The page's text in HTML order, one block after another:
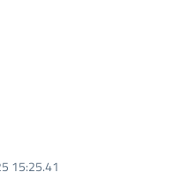
15:25.41